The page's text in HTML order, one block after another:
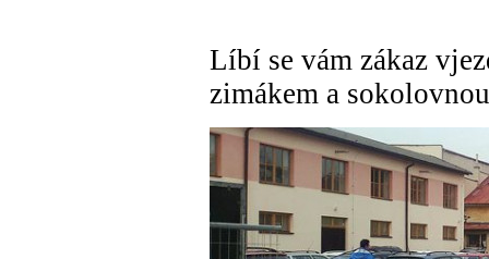
Líbí se vám zákaz
zimákem a